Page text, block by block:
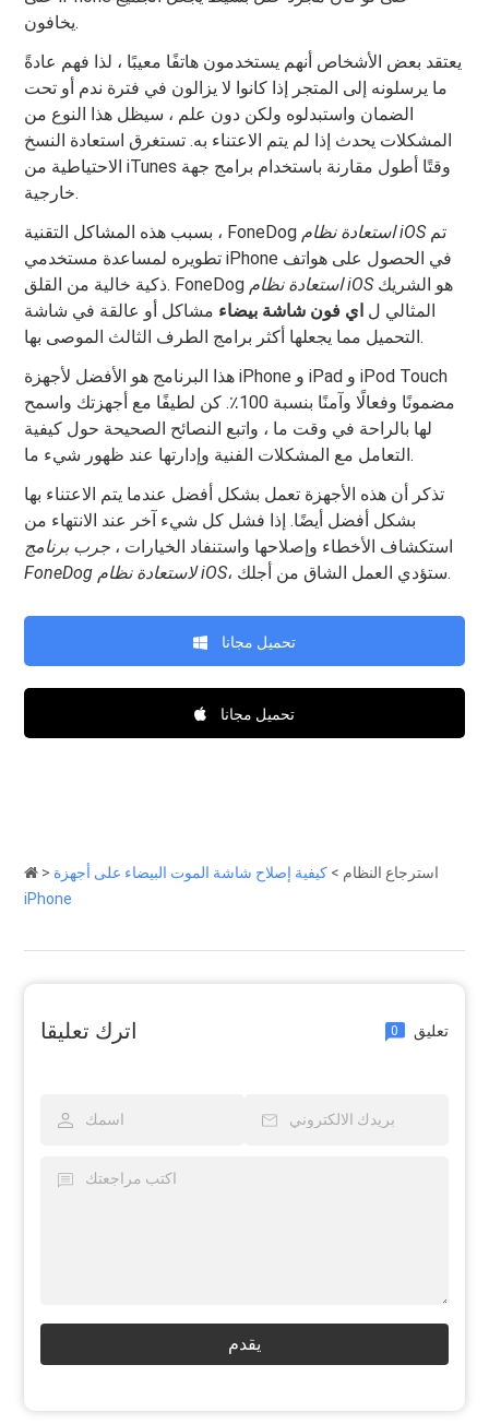
يخافون.
يعتقد بعض الأشخاص أنهم يستخدمون هاتفًا معيبًا ، لذا فهم عادةً
ما يرسلونه إلى المتجر إذا كانوا لا يزالون في فترة ندم أو تحت
الضمان واستبدلوه ولكن دون علم ، سيظل هذا النوع من
المشكلات يحدث إذا لم يتم الاعتناء به. تستغرق استعادة النسخ
الاحتياطية من iTunes وقتًا أطول مقارنة باستخدام برامج جهة
خارجية.
بسبب هذه المشاكل التقنية ، FoneDog
استعادة نظام iOSتم
تطويره لمساعدة مستخدمي iPhone في الحصول على هواتف
ذكية خالية من القلق. FoneDog
استعادة نظام iOSهو الشريك
المثالي ل اي فون شاشة بيضاء مشاكل أو عالقة في شاشة
التحميل مما يجعلها أكثر برامج الطرف الثالث الموصى بها.
هذا البرنامج هو الأفضل لأجهزة iPhone و iPad و iPod Touch
مضمونًا وفعالًا وآمنًا بنسبة 100٪. كن لطيفًا مع أجهزتك واسمح
لها بالراحة في وقت ما ، واتبع النصائح الصحيحة حول كيفية
التعامل مع المشكلات الفنية وإدارتها عند ظهور شيء ما.
تذكر أن هذه الأجهزة تعمل بشكل أفضل عندما يتم الاعتناء بها
بشكل أفضل أيضًا. إذا فشل كل شيء آخر عند الانتهاء من
استكشاف الأخطاء وإصلاحها واستنفاد الخيارات ، جرب برنامج
FoneDog لاستعادة نظام iOS
، ستؤدي العمل الشاق من أجلك.
تحميل مجانا
تحميل مجانا
> استرجاع النظام > كيفية إصلاح شاشة الموت البيضاء على أجهزة
iPhone
اترك تعليقا 0 تعليق
يقدم